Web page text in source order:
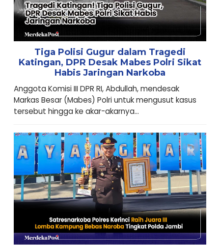
Tiga Polisi Gugur dalam Tragedi
Katingan, DPR Desak Mabes Polri Sikat
Habis Jaringan Narkoba
Anggota Komisi III DPR RI, Abdullah, mendesak
Markas Besar (Mabes) Polri untuk mengusut kasus
tersebut hingga ke akar-akarnya...